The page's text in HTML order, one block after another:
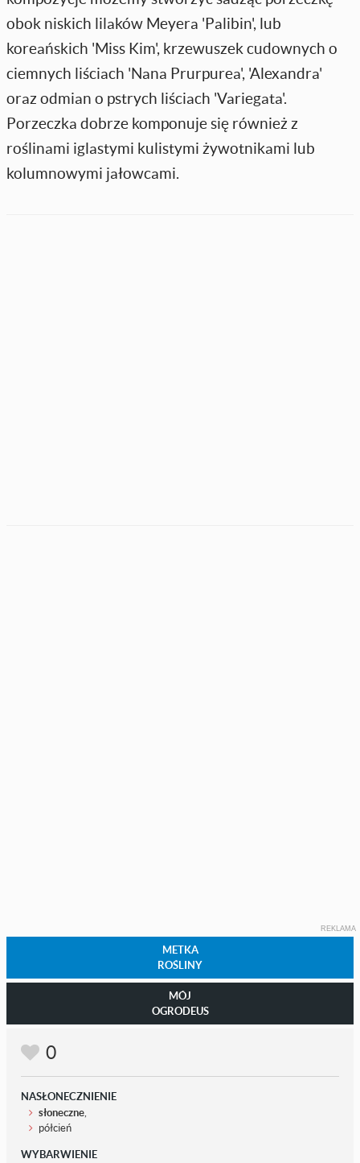
obok niskich lilaków Meyera 'Palibin', lub
koreańskich 'Miss Kim', krzewuszek cudownych o
ciemnych liściach 'Nana Prurpurea', 'Alexandra'
oraz odmian o pstrych liściach 'Variegata'.
Porzeczka dobrze komponuje się również z
roślinami iglastymi kulistymi żywotnikami lub
kolumnowymi jałowcami.
REKLAMA
METKA
ROŚLINY
MÓJ
OGRODEUS
0
NASŁONECZNIENIE
słoneczne,
półcień
WYBARWIENIE